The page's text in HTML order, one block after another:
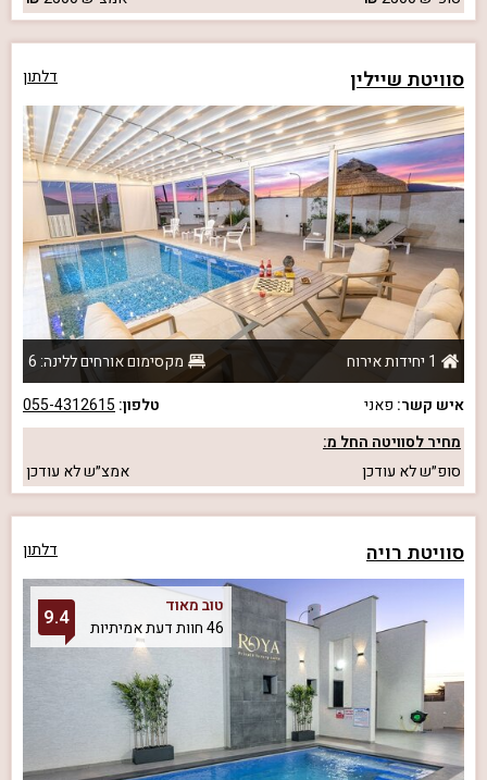
סוויטת שיילין דלתון
1 יחידות אירוח
מקסימום אורחים ללינה: 6
איש קשר: פאני טלפון: 055-4312615
מחיר לסוויטה החל מ:
סופ״שלא עודכן אמצ״שלא עודכן
סוויטת רויה דלתון
טוב מאוד
46 חוות דעת אמיתיות
9.4